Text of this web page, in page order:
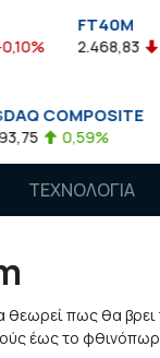
FT40M
2.468,83
COMPOSITE
0,59%
DJ
ΤΕΧΝΟΛΟΓΙΑ